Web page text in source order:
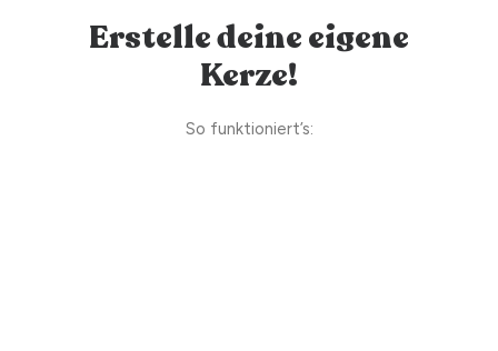
Erstelle deine eigene
Kerze!
So funktioniert’s: